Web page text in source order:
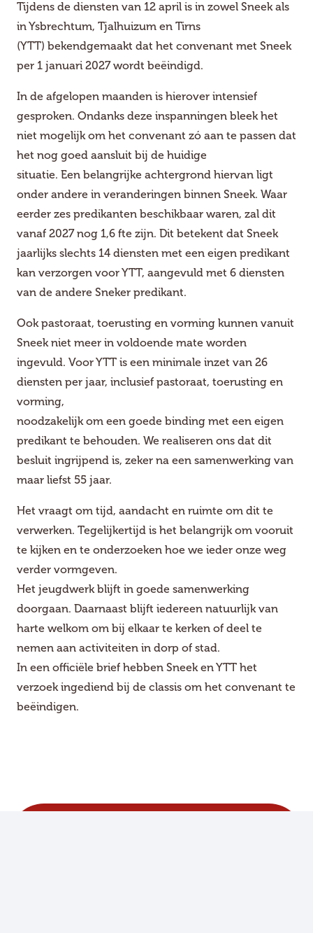
Tijdens de diensten van 12 april is in zowel Sneek als
in Ysbrechtum, Tjalhuizum en Tirns
(YTT) bekendgemaakt dat het convenant met Sneek
per 1 januari 2027 wordt beëindigd.
In de afgelopen maanden is hierover intensief
gesproken. Ondanks deze inspanningen bleek het
niet mogelijk om het convenant zó aan te passen dat
het nog goed aansluit bij de huidige
situatie. Een belangrijke achtergrond hiervan ligt
onder andere in veranderingen binnen Sneek. Waar
eerder zes predikanten beschikbaar waren, zal dit
vanaf 2027 nog 1,6 fte zijn. Dit betekent dat Sneek
jaarlijks slechts 14 diensten met een eigen predikant
kan verzorgen voor YTT, aangevuld met 6 diensten
van de andere Sneker predikant.
Ook pastoraat, toerusting en vorming kunnen vanuit
Sneek niet meer in voldoende mate worden
ingevuld. Voor YTT is een minimale inzet van 26
diensten per jaar, inclusief pastoraat, toerusting en
vorming,
noodzakelijk om een goede binding met een eigen
predikant te behouden. We realiseren ons dat dit
besluit ingrijpend is, zeker na een samenwerking van
maar liefst 55 jaar.
Het vraagt om tijd, aandacht en ruimte om dit te
verwerken. Tegelijkertijd is het belangrijk om vooruit
te kijken en te onderzoeken hoe we ieder onze weg
verder vormgeven.
Het jeugdwerk blijft in goede samenwerking
doorgaan. Daarnaast blijft iedereen natuurlijk van
harte welkom om bij elkaar te kerken of deel te
nemen aan activiteiten in dorp of stad.
In een officiële brief hebben Sneek en YTT het
verzoek ingediend bij de classis om het convenant te
beëindigen.